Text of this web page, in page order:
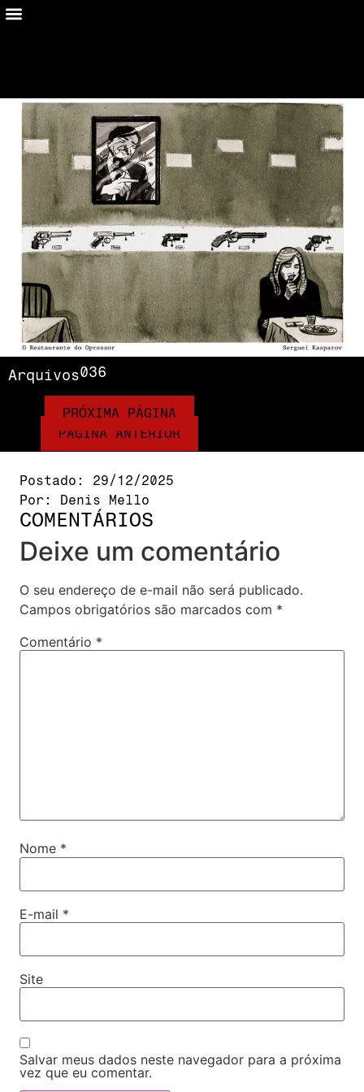
Arquivos036
PÁGINA ANTERIOR
PRÓXIMA PÁGINA
Postado:
29/12/2025
Por:
Denis Mello
COMENTÁRIOS
Deixe um comentário
O seu endereço de e-mail não será publicado.
Campos obrigatórios são marcados com *
Comentário *
Nome *
E-mail *
Site
Salvar meus dados neste navegador para a próxima
vez que eu comentar.